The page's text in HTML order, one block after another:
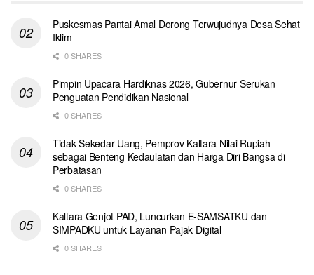
Puskesmas Pantai Amal Dorong Terwujudnya Desa Sehat
Iklim
0 SHARES
Pimpin Upacara Hardiknas 2026, Gubernur Serukan
Penguatan Pendidikan Nasional
0 SHARES
Tidak Sekedar Uang, Pemprov Kaltara Nilai Rupiah
sebagai Benteng Kedaulatan dan Harga Diri Bangsa di
Perbatasan
0 SHARES
Kaltara Genjot PAD, Luncurkan E-SAMSATKU dan
SIMPADKU untuk Layanan Pajak Digital
0 SHARES